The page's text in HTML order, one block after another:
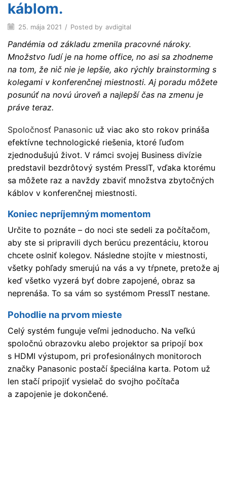
káblom.
25. mája 2021 / Posted by avdigital
Pandémia od základu zmenila pracovné nároky.
Množstvo ľudí je na home office, no asi sa zhodneme
na tom, že nič nie je lepšie, ako rýchly brainstorming s
kolegami v konferenčnej miestnosti. Aj poradu môžete
posunúť na novú úroveň a najlepší čas na zmenu je
práve teraz.
Spoločnosť Panasonic už viac ako sto rokov prináša
efektívne technologické riešenia, ktoré ľuďom
zjednodušujú život. V rámci svojej Business divízie
predstavil bezdrôtový systém PressIT, vďaka ktorému
sa môžete raz a navždy zbaviť množstva zbytočných
káblov v konferenčnej miestnosti.
Koniec nepríjemným momentom
Určite to poznáte – do noci ste sedeli za počítačom,
aby ste si pripravili dych berúcu prezentáciu, ktorou
chcete oslniť kolegov. Následne stojíte v miestnosti,
všetky pohľady smerujú na vás a vy tŕpnete, pretože aj
keď všetko vyzerá byť dobre zapojené, obraz sa
neprenáša. To sa vám so systémom PressIT nestane.
Pohodlie na prvom mieste
Celý systém funguje veľmi jednoducho. Na veľkú
spoločnú obrazovku alebo projektor sa pripojí box
s HDMI výstupom, pri profesionálnych monitoroch
značky Panasonic postačí špeciálna karta. Potom už
len stačí pripojiť vysielač do svojho počítača
a zapojenie je dokončené.